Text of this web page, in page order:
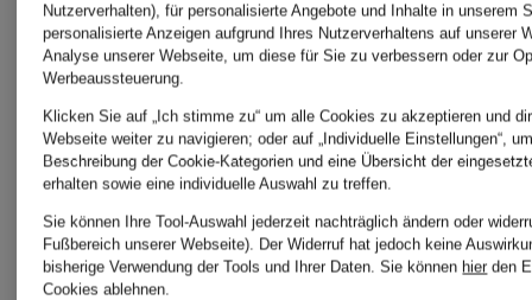
BALENCIAGA
Nutzerverhalten), für personalisierte Angebote und Inhalte in unserem
personalisierte Anzeigen aufgrund Ihres Nutzerverhaltens auf unserer
Analyse unserer Webseite, um diese für Sie zu verbessern oder zur
Werbeaussteuerung.
Klicken Sie auf „Ich stimme zu“ um alle Cookies zu akzeptieren und
Webseite weiter zu navigieren; oder auf „Individuelle Einstellungen“,
Beschreibung der Cookie-Kategorien und eine Übersicht der
erhalten sowie eine individuelle Auswahl zu treffen.
Sie können Ihre Tool-Auswahl jederzeit nachträglich ändern oder
Fußbereich unserer Webseite). Der Widerruf hat jedoch keine
bisherige Verwendung der Tools und Ihrer Daten. Sie können hier den
Cookies ablehnen.